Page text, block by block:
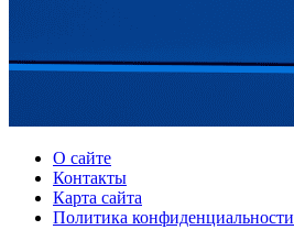
О сайте
Контакты
Карта сайта
Политика конфиденциальности